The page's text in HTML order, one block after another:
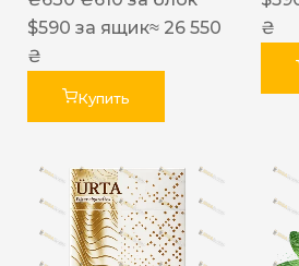
$590 за ящик≈ 26 550
₴
Купить
₴